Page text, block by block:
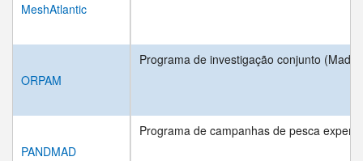
Programa de investigação conjunto
Programa de campanhas de pesca
MeshAtlantic
ORPAM
PANDMAD